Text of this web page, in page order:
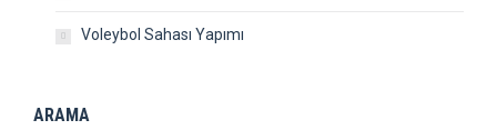
Voleybol Sahası Yapımı
ARAMA